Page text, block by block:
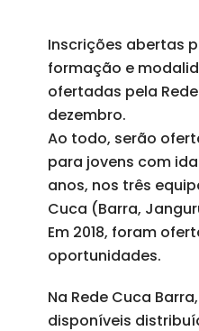
Inscrições abertas
formação e
ofertadas pela
dezembro.
Ao todo, serão
para jovens com
anos, nos três
Cuca (Barra,
Em 2018, foram
oportunidades.
Na Rede Cuca
disponíveis